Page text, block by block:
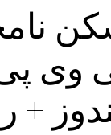
وی
+